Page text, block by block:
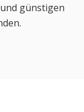
günstigen